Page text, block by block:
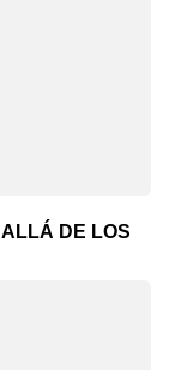
DE LOS